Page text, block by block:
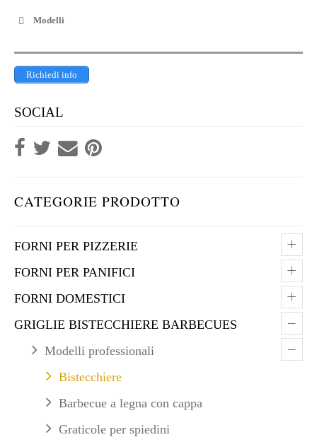
Modelli
Richiedi info
SOCIAL
CATEGORIE PRODOTTO
+
FORNI PER PIZZERIE
+
FORNI PER PANIFICI
+
FORNI DOMESTICI
–
GRIGLIE BISTECCHIERE BARBECUES
–
Modelli professionali
Bistecchiere
Barbecue a legna con cappa
Graticole per spiedini